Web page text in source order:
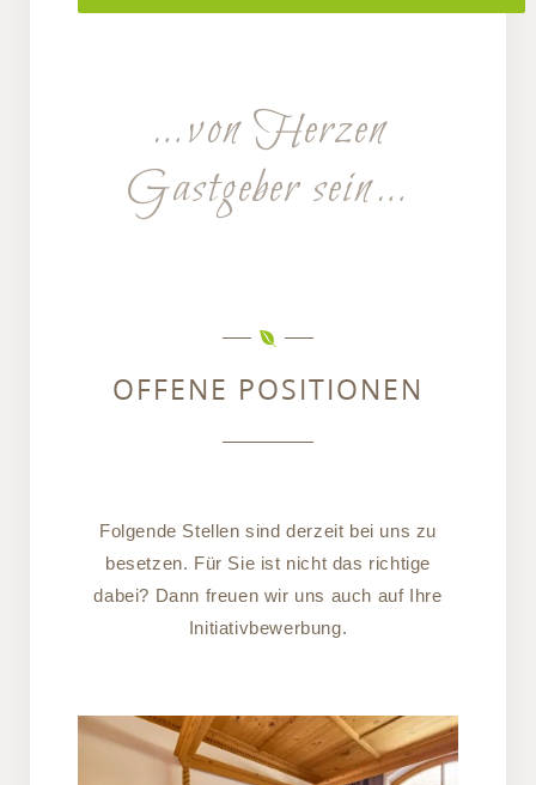
…von Herzen
Gastgeber sein…
OFFENE POSITIONEN
Folgende Stellen sind derzeit bei uns zu
besetzen. Für Sie ist nicht das richtige
dabei? Dann freuen wir uns auch auf Ihre
Initiativbewerbung.